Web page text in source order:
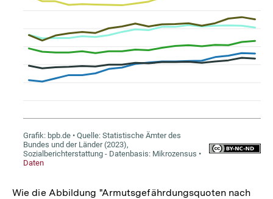
Wie die Abbildung "Armutsgefährdungsquoten nach